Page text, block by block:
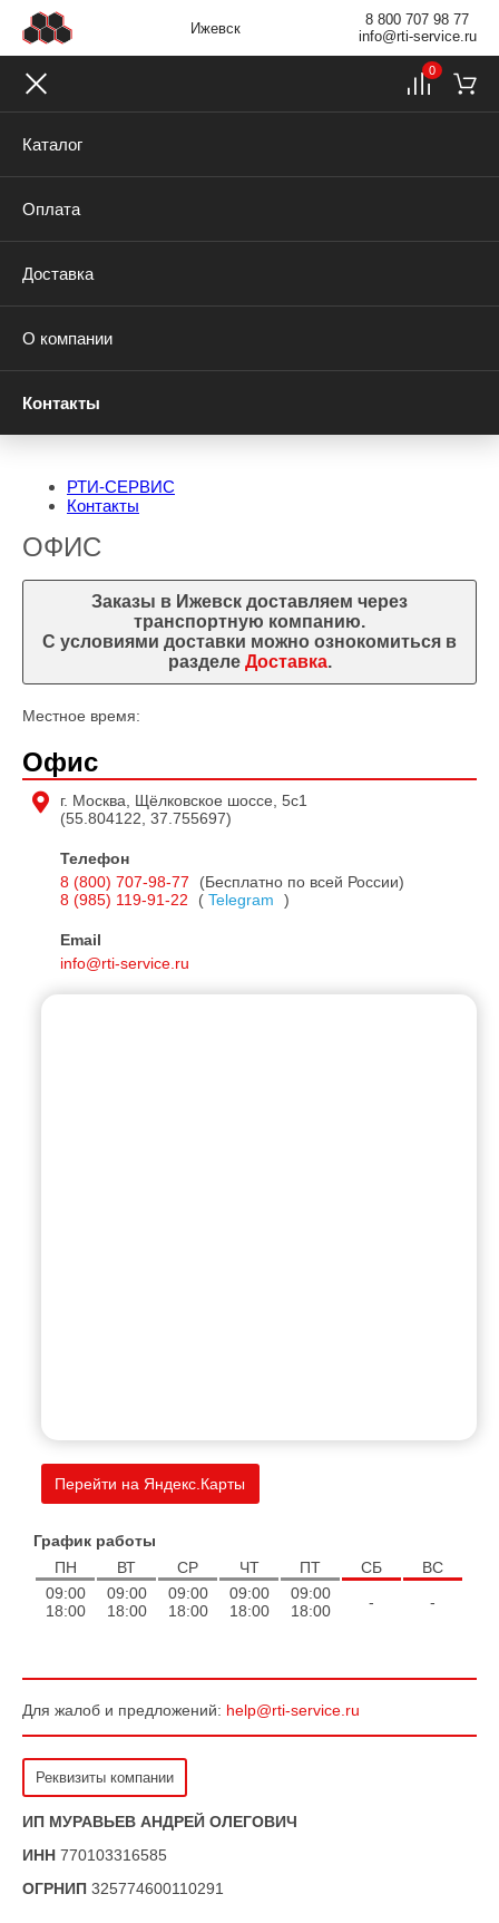
Ижевск
8 800 707 98 77
info@rti-service.ru
Каталог
Оплата
Доставка
О компании
Контакты
0
РТИ-СЕРВИС
Контакты
ОФИС
Заказы в Ижевск доставляем через
транспортную компанию.
С условиями доставки можно ознокомиться в
разделе Доставка.
Местное время:
Офис
г. Москва
Щёлковское шоссе, 5с1
(55.804122, 37.755697)
Телефон
8 (800) 707-98-77
(Бесплатно по всей России)
8 (985) 119-91-22
( Telegram )
Email
info@rti-service.ru
Перейти на Яндекс.Карты
График работы
ПН
ВТ СР ЧТ ПТ СБ
ВС
09:00
18:00
09:00
18:00
09:00
18:00
09:00
18:00
09:00
18:00
- -
Для жалоб и предложений: help@rti-service.ru
Реквизиты компании
Реквизиты компании
ИП МУРАВЬЕВ АНДРЕЙ ОЛЕГОВИЧ
ИНН 770103316585
ОГРНИП 325774600110291